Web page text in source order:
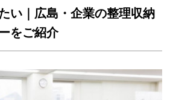
い｜広島・企業の整理収納
をご紹介